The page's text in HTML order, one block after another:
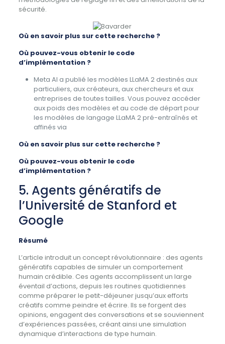
sécurité.
Où en savoir plus sur cette recherche ?
Où pouvez-vous obtenir le code
d’implémentation ?
Meta AI a publié les modèles LLaMA 2 destinés aux
particuliers, aux créateurs, aux chercheurs et aux
entreprises de toutes tailles. Vous pouvez accéder
aux poids des modèles et au code de départ pour
les modèles de langage LLaMA 2 pré-entraînés et
affinés via
Où en savoir plus sur cette recherche ?
Où pouvez-vous obtenir le code
d’implémentation ?
5. Agents génératifs de
l’Université de Stanford et
Google
Résumé
L’article introduit un concept révolutionnaire : des agents
génératifs capables de simuler un comportement
humain crédible. Ces agents accomplissent un large
éventail d’actions, depuis les routines quotidiennes
comme préparer le petit-déjeuner jusqu’aux efforts
créatifs comme peindre et écrire. Ils se forgent des
opinions, engagent des conversations et se souviennent
d’expériences passées, créant ainsi une simulation
dynamique d’interactions de type humain.